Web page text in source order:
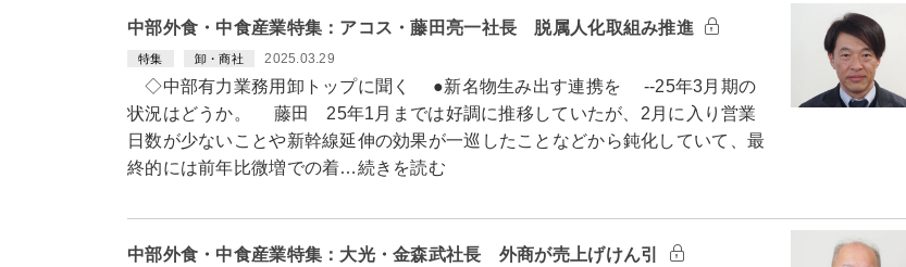
中部外食・中食産業特集：アコス・藤田亮一社長 脱属人化取組み推進
特集 卸・商社 2025.03.29
◇中部有力業務用卸トップに聞く ●新名物生み出す連携を --25年3月期の
状況はどうか。 藤田 25年1月までは好調に推移していたが、2月に入り営業
日数が少ないことや新幹線延伸の効果が一巡したことなどから鈍化していて、最
終的には前年比微増での着…続きを読む
中部外食・中食産業特集：大光・金森武社長 外商が売上げけん引